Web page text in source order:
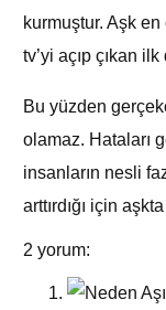
kurmuştur. Aşk en
tv’yi açıp çıkan
Bu yüzden
olamaz. Hataları
insanların nesli
arttırdığı için
2 yorum: